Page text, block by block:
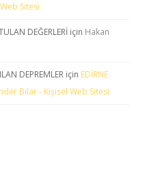
Sitesi
DEĞERLERİ için Hakan
DEPREMLER için EDİRNE
Bilar - Kişisel Web Sitesi